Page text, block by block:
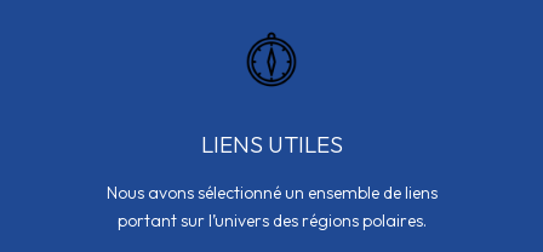
LIENS UTILES
Nous avons sélectionné un ensemble de liens
portant sur l’univers des régions polaires.